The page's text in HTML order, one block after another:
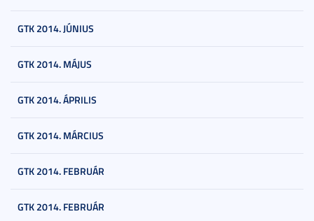
GTK 2014. JÚNIUS
GTK 2014. MÁJUS
GTK 2014. ÁPRILIS
GTK 2014. MÁRCIUS
GTK 2014. FEBRUÁR
GTK 2014. FEBRUÁR